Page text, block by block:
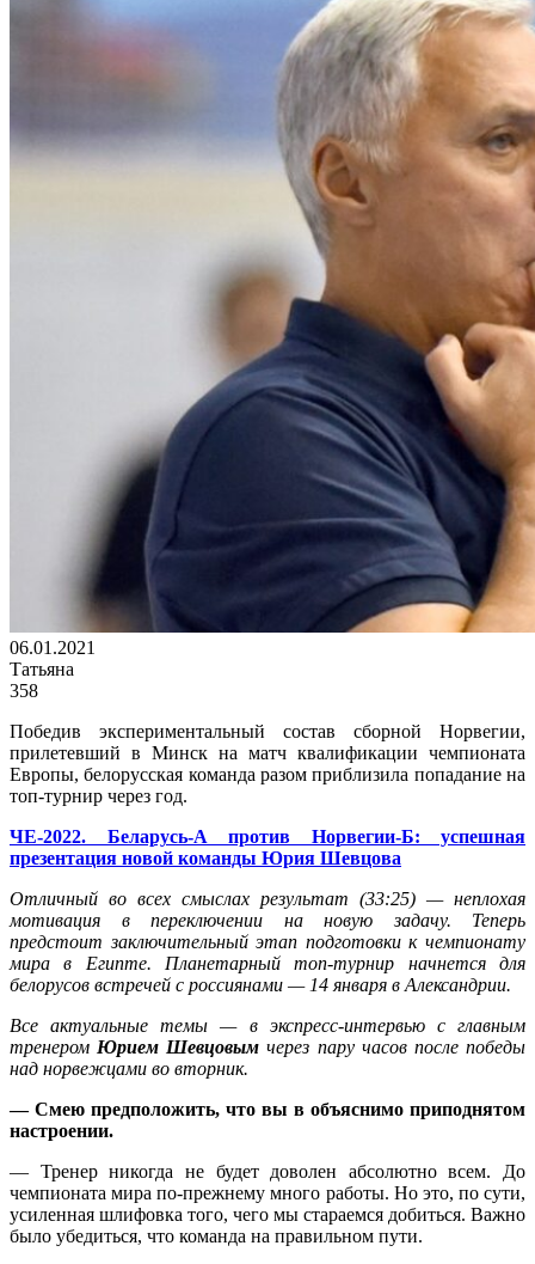
06.01.2021
Татьяна
358
Победив экспериментальный состав сборной Норвегии,
прилетевший в Минск на матч квалификации чемпионата
Европы, белорусская команда разом приблизила попадание на
топ-турнир через год.
ЧЕ-2022. Беларусь-А против Норвегии-Б: успешная
презентация новой команды Юрия Шевцова
Отличный во всех смыслах результат (33:25) — неплохая
мотивация в переключении на новую задачу. Теперь
предстоит заключительный этап подготовки к чемпионату
мира в Египте. Планетарный топ-турнир начнется для
белорусов встречей с россиянами — 14 января в Александрии.
Все актуальные темы — в экспресс-интервью с главным
тренером Юрием Шевцовымчерез пару часов после победы
над норвежцами во вторник.
— Смею предположить, что вы в объяснимо приподнятом
настроении.
— Тренер никогда не будет доволен абсолютно всем. До
чемпионата мира по-прежнему много работы. Но это, по сути,
усиленная шлифовка того, чего мы стараемся добиться. Важно
было убедиться, что команда на правильном пути.